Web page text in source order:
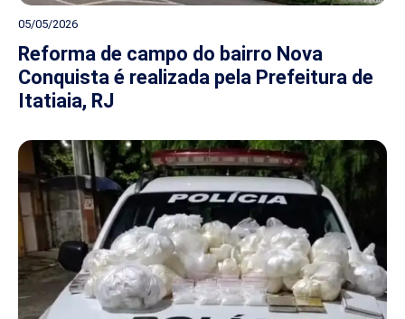
05/05/2026
Reforma de campo do bairro Nova
Conquista é realizada pela Prefeitura de
Itatiaia, RJ